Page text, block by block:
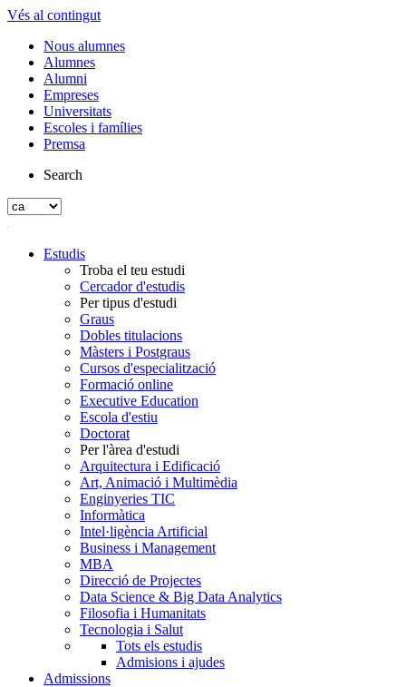
Vés al contingut
Nous alumnes
Alumnes
Alumni
Empreses
Universitats
Escoles i famílies
Premsa
Search
Estudis
Troba el teu estudi
Cercador d'estudis
Per tipus d'estudi
Graus
Dobles titulacions
Màsters i Postgraus
Cursos d'especialització
Formació online
Executive Education
Escola d'estiu
Doctorat
Per l'àrea d'estudi
Arquitectura i Edificació
Art, Animació i Multimèdia
Enginyeries TIC
Informàtica
Intel·ligència Artificial
Business i Management
MBA
Direcció de Projectes
Data Science & Big Data Analytics
Filosofia i Humanitats
Tecnologia i Salut
Tots els estudis
Admisions i ajudes
Admissions